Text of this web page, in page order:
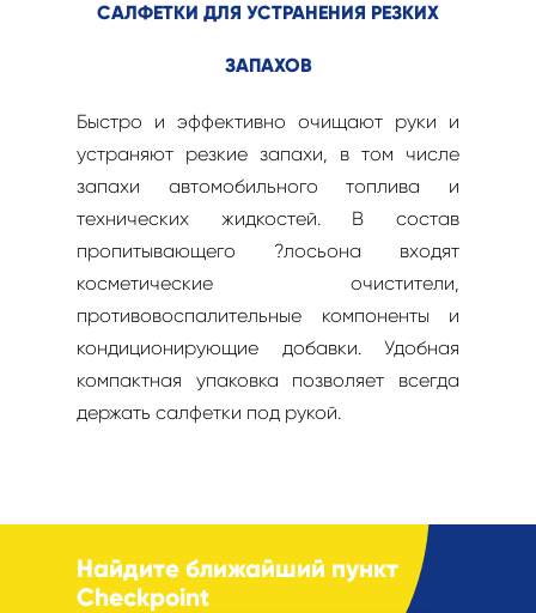
САЛФЕТКИ ДЛЯ УСТРАНЕНИЯ РЕЗКИХ
ЗАПАХОВ
Быстро и эффективно очищают руки и
устраняют резкие запахи, в том числе
запахи автомобильного топлива и
технических жидкостей. В состав
пропитывающего ?лосьона входят
косметические очистители,
противовоспалительные компоненты и
кондиционирующие добавки. Удобная
компактная упаковка позволяет всегда
держать салфетки под рукой.
Найдите ближайший пункт
Checkpoint